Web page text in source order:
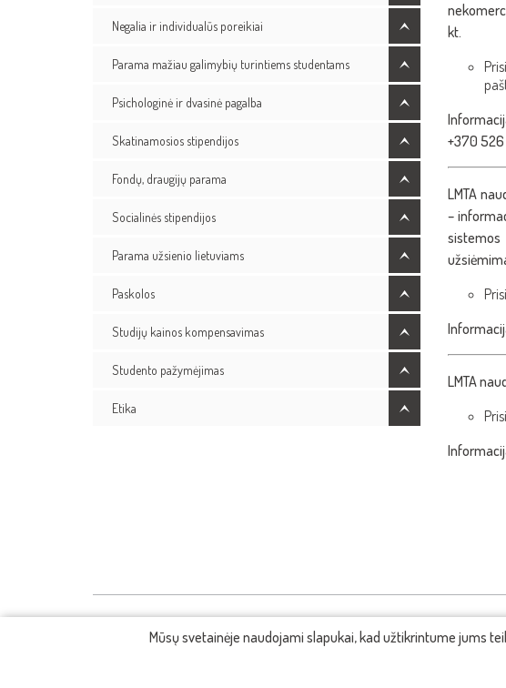
Mūsų svetainėje naudojami slapukai, kad užtikrintume jums
Negalia ir individualūs poreikiai
Parama mažiau galimybių turintiems studentams
Psichologinė ir dvasinė pagalba
Skatinamosios stipendijos
Fondų, draugijų parama
Socialinės stipendijos
Parama užsienio lietuviams
Paskolos
Studijų kainos kompensavimas
Studento pažymėjimas
Etika
kt.
+370 526
LMTA
–
LMTA